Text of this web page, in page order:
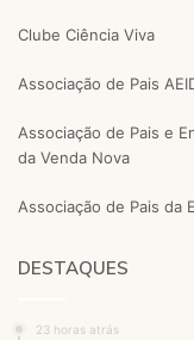
Clube Ciência Viva
Associação de Pais
Associação de Pais e
da Venda Nova
Associação de Pais da
DESTAQUES
23 horas atrás